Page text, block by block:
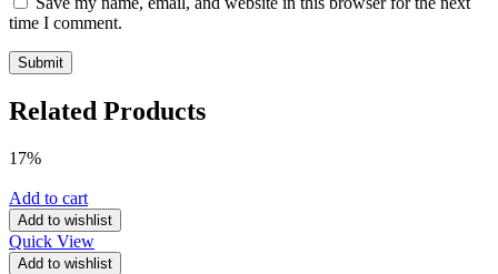
time I comment.
Related Products
17%
Add to cart
Add to wishlist
Quick View
Add to wishlist